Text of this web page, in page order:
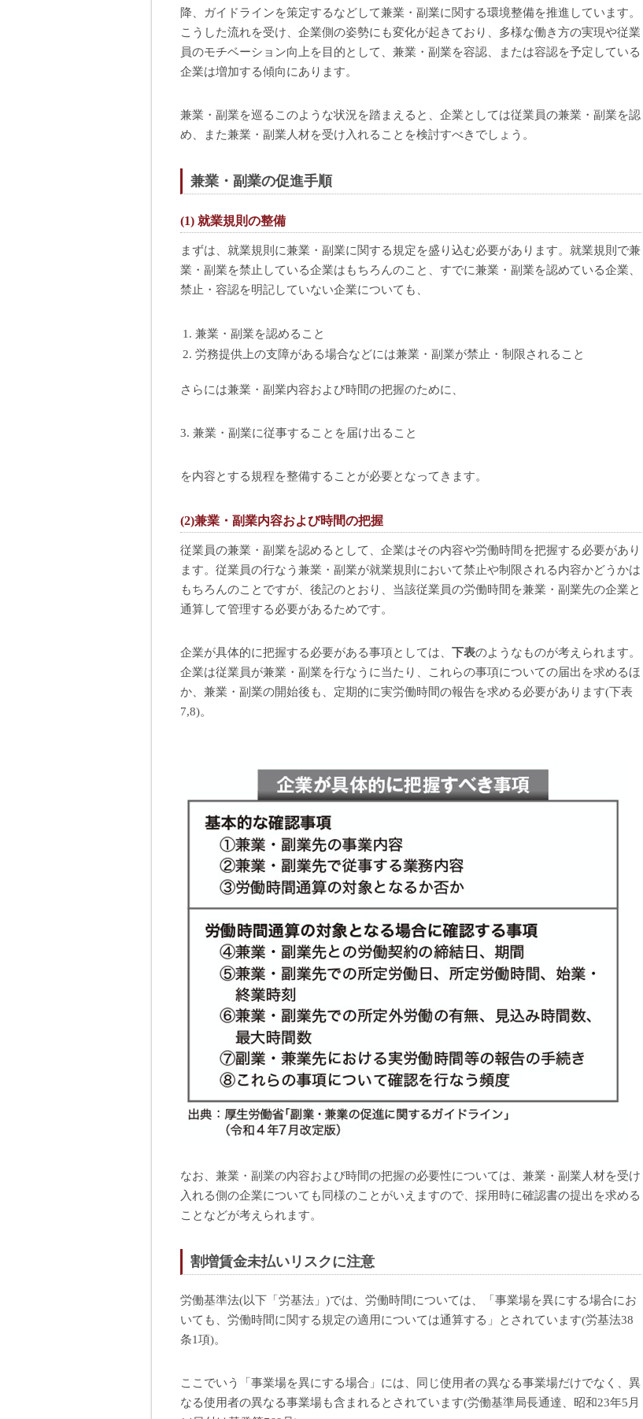
降、ガイドラインを策定するなどして兼業・副業に関する環境整備を推進しています。
こうした流れを受け、企業側の姿勢にも変化が起きており、多様な働き方の実現や従業
員のモチベーション向上を目的として、兼業・副業を容認、または容認を予定している
企業は増加する傾向にあります。
兼業・副業を巡るこのような状況を踏まえると、企業としては従業員の兼業・副業を認
め、また兼業・副業人材を受け入れることを検討すべきでしょう。
兼業・副業の促進手順
(1) 就業規則の整備
まずは、就業規則に兼業・副業に関する規定を盛り込む必要があります。就業規則で兼
業・副業を禁止している企業はもちろんのこと、すでに兼業・副業を認めている企業、
禁止・容認を明記していない企業についても、
兼業・副業を認めること
労務提供上の支障がある場合などには兼業・副業が禁止・制限されること
さらには兼業・副業内容および時間の把握のために、
3. 兼業・副業に従事することを届け出ること
を内容とする規程を整備することが必要となってきます。
(2)兼業・副業内容および時間の把握
従業員の兼業・副業を認めるとして、企業はその内容や労働時間を把握する必要があり
ます。従業員の行なう兼業・副業が就業規則において禁止や制限される内容かどうかは
もちろんのことですが、後記のとおり、当該従業員の労働時間を兼業・副業先の企業と
通算して管理する必要があるためです。
企業が具体的に把握する必要がある事項としては、 下表のようなものが考えられます。
企業は従業員が兼業・副業を行なうに当たり、これらの事項についての届出を求めるほ
か、兼業・副業の開始後も、定期的に実労働時間の報告を求める必要があります(下表
7,8)。
なお、兼業・副業の内容および時間の把握の必要性については、兼業・副業人材を受け
入れる側の企業についても同様のことがいえますので、採用時に確認書の提出を求める
ことなどが考えられます。
割増賃金未払いリスクに注意
労働基準法(以下「労基法」)では、労働時間については、「事業場を異にする場合にお
いても、労働時間に関する規定の適用については通算する」とされています(労基法38
条1項)。
ここでいう「事業場を異にする場合」には、同じ使用者の異なる事業場だけでなく、異
なる使用者の異なる事業場も含まれるとされています(労働基準局長通達、昭和23年5月